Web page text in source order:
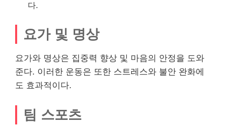
다.
요가 및 명상
요가와 명상은 집중력 향상 및 마음의 안정을 도와
준다. 이러한 운동은 또한 스트레스와 불안 완화에
도 효과적이다.
팀 스포츠